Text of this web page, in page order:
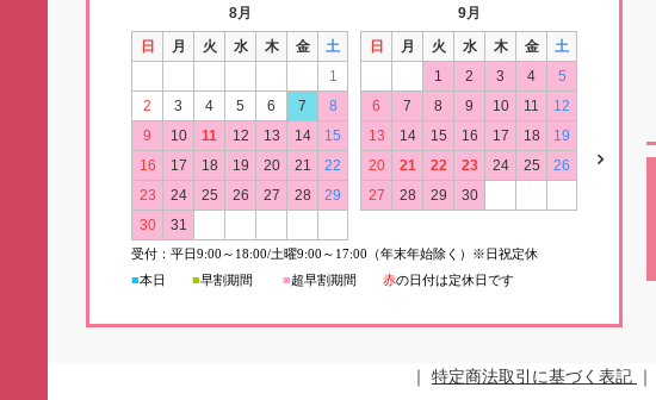
8月
日
月 火 水 木 金
土
1
2
3 4 5 6 7
8
9
10 11 12 13 14
15
16
17 18 19 20 21
22
23
24 25 26 27 28
29
30
31
9月
日
月 火 水 木 金
土
1
2 3 4
5
6
7 8 9 10 11
12
13
14 15 16 17 18
19
20
21 22 23 24 25
26
27
28 29 30
受付：平日9:00 ～ 18:00/土曜9:00 ～ 17:00（年末年始除く）※日祝定休
■本日 ■早割期間 ■超早割期間 赤の日付は定休日です
｜ 特定商法取引に基づく表記 ｜